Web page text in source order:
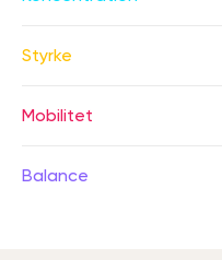
Styrke
Mobilitet
Balance